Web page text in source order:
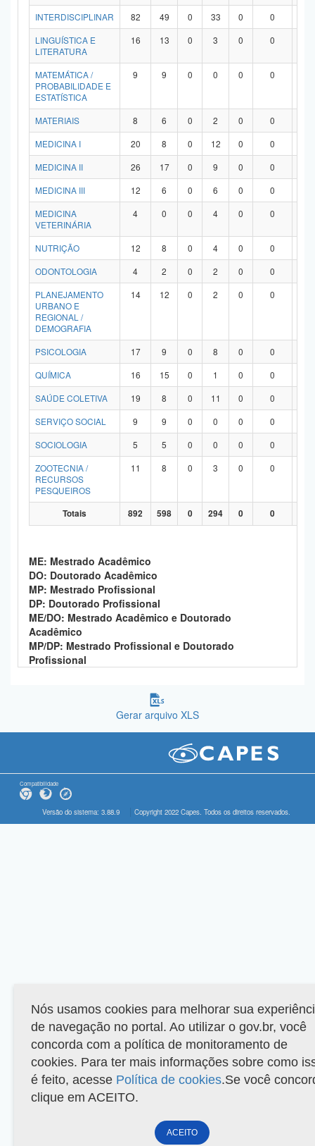
INTERDISCIPLINAR
82 49 0 33 0 0
LINGUÍSTICA E
LITERATURA
16 13 0 3 0 0
MATEMÁTICA /
PROBABILIDADE E
ESTATÍSTICA
9 9 0 0 0 0
MATERIAIS 8 6 0 2 0 0
MEDICINA I
20 8 0 12 0 0
MEDICINA II
26 17 0 9 0 0
MEDICINA III
12 6 0 6 0 0
MEDICINA
VETERINÁRIA
4 0 0 4 0 0
NUTRIÇÃO 12 8 0 4 0 0
ODONTOLOGIA
4 2 0 2 0 0
PLANEJAMENTO
URBANO E
REGIONAL /
DEMOGRAFIA
14 12 0 2 0 0
PSICOLOGIA 17 9 0 8 0 0
QUÍMICA
16 15 0 1 0 0
SAÚDE COLETIVA
19 8 0 11 0 0
SERVIÇO SOCIAL
9 9 0 0 0 0
SOCIOLOGIA
5 5 0 0 0 0
ZOOTECNIA /
RECURSOS
PESQUEIROS
11 8 0 3 0 0
Totais 892 598 0 294 0 0
ME: Mestrado Acadêmico
DO: Doutorado Acadêmico
MP: Mestrado Profissional
DP: Doutorado Profissional
ME/DO: Mestrado Acadêmico e Doutorado
Acadêmico
MP/DP: Mestrado Profissional e Doutorado
Profissional
Gerar arquivo XLS
Compatibilidade
Versão do sistema: 3.88.9 Copyright 2022 Capes. Todos os direitos reservados.
Nós usamos cookies para melhorar sua
de navegação no portal. Ao utilizar o gov.br, você
concorda com a política de monitoramento de
cookies. Para ter mais informações sobre como
é feito, acesse Política de cookies.Se você
clique em ACEITO.
ACEITO